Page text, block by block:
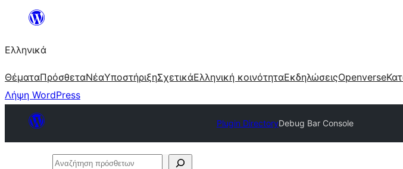
Μετάβαση
περιεχόμενο
Ελληνικά
ΘέματαΠρόσθεταΝέαΥποστήριξηΣχετικάΕλληνική κοινότηταΕκδηλώσειςOpenverse
Λήψη WordPress
Plugin DirectoryDebug Bar Console
Αναζήτηση